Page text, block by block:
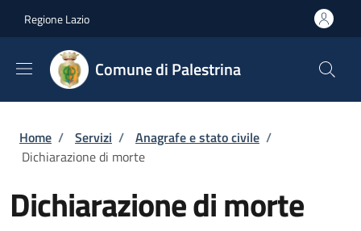
Regione Lazio
Comune di Palestrina
Briciole di pane
Home / Servizi / Anagrafe e stato civile /
Dichiarazione di morte
Dichiarazione di morte